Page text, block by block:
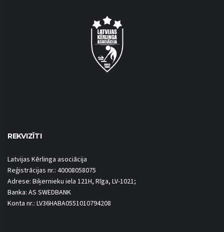
REKVIZĪTI
Latvijas Kērlinga asociācija
Reģistrācijas nr.: 40008058075
Adrese: Biķernieku iela 121H, Rīga, LV-1021;
Banka: AS SWEDBANK
Konta nr.: LV36HABA0551010794208